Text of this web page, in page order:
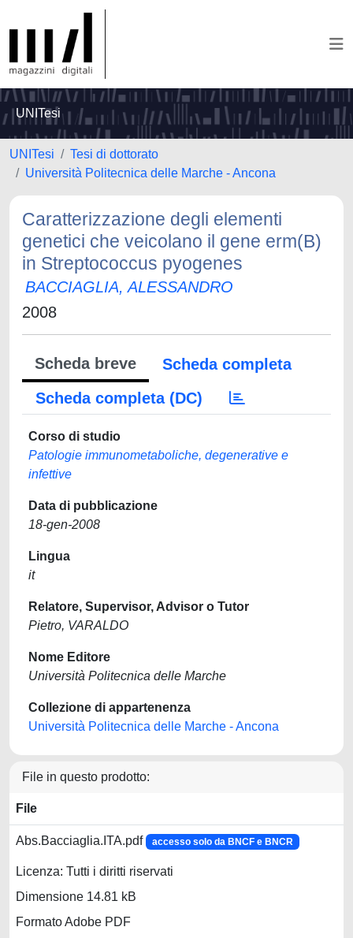
UNITesi
UNITesi
Tesi di dottorato
Università Politecnica delle Marche - Ancona
Caratterizzazione degli elementi
genetici che veicolano il gene erm(B)
in Streptococcus pyogenes
BACCIAGLIA, ALESSANDRO
2008
Scheda breve
Scheda completa
Scheda completa (DC)
Corso di studio
Patologie immunometaboliche, degenerative e
infettive
Data di pubblicazione
18-gen-2008
Lingua
it
Relatore, Supervisor, Advisor o Tutor
Pietro, VARALDO
Nome Editore
Università Politecnica delle Marche
Collezione di appartenenza
Università Politecnica delle Marche - Ancona
File in questo prodotto:
File
Abs.Bacciaglia.ITA.pdf accesso solo da BNCF e BNCR
Licenza: Tutti i diritti riservati
Dimensione 14.81 kB
Formato Adobe PDF